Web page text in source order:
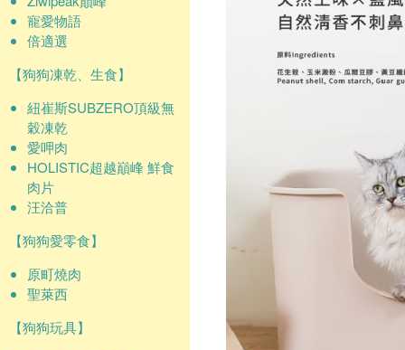
寵愛物語
倍適選
【狗狗凍乾、生食】
紐崔斯SUBZERO頂級無
穀凍乾
愛呷肉
HOLISTIC超越巔峰 鮮食
肉片
汪洽普
【狗狗愛零食】
原町燒肉
聖萊西
【狗狗玩具】